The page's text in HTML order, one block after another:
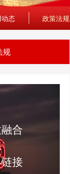
态 政策法规
规
合
接